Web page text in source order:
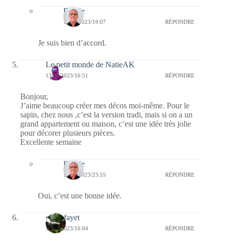
Bernie
14/11/2023/19:07 RÉPONDRE
Je suis bien d’accord.
Le petit monde de NatieAK
13/11/2023/16:51 RÉPONDRE
Bonjour,
J’aime beaucoup créer mes décos moi-même. Pour le
sapin, chez nous ,c’est la version tradi, mais si on a un
grand appartement ou maison, c’est une idée très jolie
pour décorer plusieurs pièces.
Excellente semaine
Bernie
13/11/2023/23:55 RÉPONDRE
Oui, c’est une bonne idée.
giselefayet
13/11/2023/16:04 RÉPONDRE